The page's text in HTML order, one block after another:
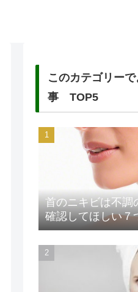
このカテゴリー
事 TOP5
首のニキビは不調
確認してほしい７